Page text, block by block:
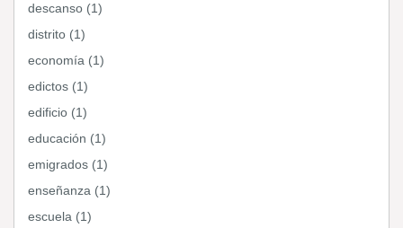
descanso (1)
distrito (1)
economía (1)
edictos (1)
edificio (1)
educación (1)
emigrados (1)
enseñanza (1)
escuela (1)